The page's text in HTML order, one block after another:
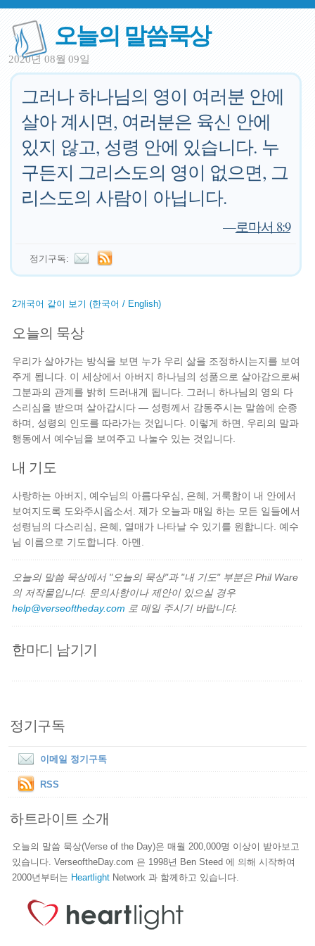
오늘의 말씀묵상
2020년 08월 09일
그러나 하나님의 영이 여러분 안에
살아 계시면, 여러분은 육신 안에
있지 않고, 성령 안에 있습니다. 누
구든지 그리스도의 영이 없으면, 그
리스도의 사람이 아닙니다.
—로마서 8:9
정기구독:
2개국어 같이 보기 (한국어 / English)
오늘의 묵상
우리가 살아가는 방식을 보면 누가 우리 삶을 조정하시는지를 보여
주게 됩니다. 이 세상에서 아버지 하나님의 성품으로 살아감으로써
그분과의 관계를 밝히 드러내게 됩니다. 그러니 하나님의 영의 다
스리심을 받으며 살아갑시다 — 성령께서 감동주시는 말씀에 순종
하며, 성령의 인도를 따라가는 것입니다. 이렇게 하면, 우리의 말과
행동에서 예수님을 보여주고 나눌수 있는 것입니다.
내 기도
사랑하는 아버지, 예수님의 아름다우심, 은혜, 거룩함이 내 안에서
보여지도록 도와주시옵소서. 제가 오늘과 매일 하는 모든 일들에서
성령님의 다스리심, 은혜, 열매가 나타날 수 있기를 원합니다. 예수
님 이름으로 기도합니다. 아멘.
오늘의 말씀 묵상에서 "오늘의 묵상"과 "내 기도" 부분은 Phil Ware
의 저작물입니다. 문의사항이나 제안이 있으실 경우
help@verseoftheday.com 로 메일 주시기 바랍니다.
한마디 남기기
정기구독
이메일 정기구독
RSS
하트라이트 소개
오늘의 말씀 묵상(Verse of the Day)은 매월 200,000명 이상이 받아보고
있습니다. VerseoftheDay.com 은 1998년 Ben Steed 에 의해 시작하여
2000년부터는 Heartlight Network 과 함께하고 있습니다.